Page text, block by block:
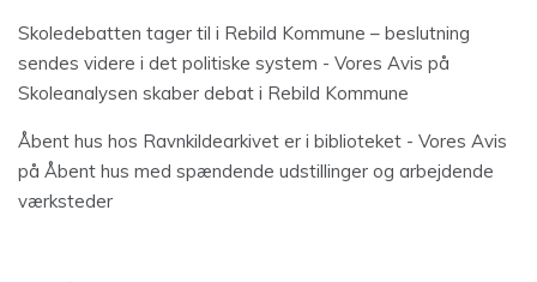
Skoledebatten tager til i Rebild Kommune – beslutning
sendes videre i det politiske system - Vores Avis på
Skoleanalysen skaber debat i Rebild Kommune
Åbent hus hos Ravnkildearkivet er i biblioteket - Vores Avis
på Åbent hus med spændende udstillinger og arbejdende
værksteder